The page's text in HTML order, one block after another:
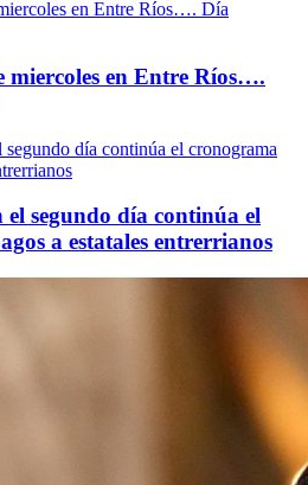
miercoles en Entre Ríos….
el segundo día continúa el
a estatales entrerrianos